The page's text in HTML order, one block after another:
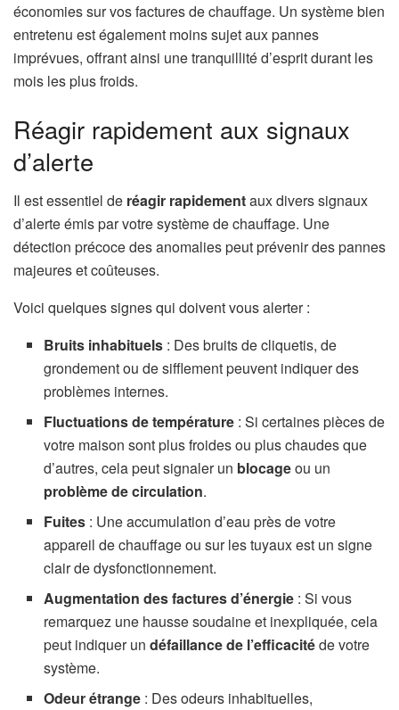
économies sur vos factures de chauffage. Un système bien
entretenu est également moins sujet aux pannes
imprévues, offrant ainsi une tranquillité d’esprit durant les
mois les plus froids.
Réagir rapidement aux signaux
d’alerte
Il est essentiel de réagir rapidementaux divers signaux
d’alerte émis par votre système de chauffage. Une
détection précoce des anomalies peut prévenir des pannes
majeures et coûteuses.
Voici quelques signes qui doivent vous alerter :
Bruits inhabituels : Des bruits de cliquetis, de
grondement ou de sifflement peuvent indiquer des
problèmes internes.
Fluctuations de température : Si certaines pièces de
votre maison sont plus froides ou plus chaudes que
d’autres, cela peut signaler un blocageou un
problème de circulation.
Fuites : Une accumulation d’eau près de votre
appareil de chauffage ou sur les tuyaux est un signe
clair de dysfonctionnement.
Augmentation des factures d’énergie : Si vous
remarquez une hausse soudaine et inexpliquée, cela
peut indiquer undéfaillance de l’efficacitéde votre
système.
Odeur étrange : Des odeurs inhabituelles,